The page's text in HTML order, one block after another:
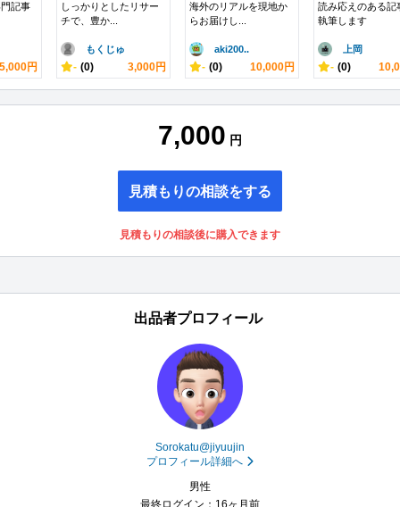
記事
5,000円
しっかりとしたリサー
チで、豊か...
もくじゅ
- (0) 3,000円
海外のリアルを現地か
らお届けし...
aki200..
- (0) 10,000円
読み応えのある記
執筆します
上岡
- (0)
7,000 円
見積もりの相談をする
見積もりの相談後に購入できます
出品者プロフィール
Sorokatu@jiyuujin
プロフィール詳細へ
男性
最終ログイン：16ヶ月前